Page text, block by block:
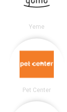
Yeme
Pet Center